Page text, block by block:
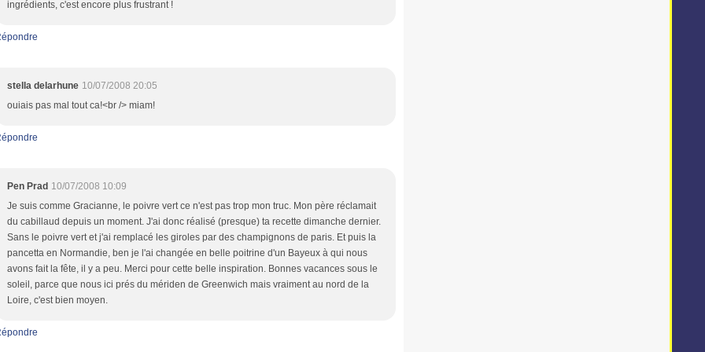
ingrédients, c'est encore plus frustrant !
stella delarhune 10/07/2008 20:05
ouiais pas mal tout ca!<br /> miam!
Pen Prad 10/07/2008 10:09
Je suis comme Gracianne, le poivre vert ce n'est pas trop mon truc. Mon père réclamait
du cabillaud depuis un moment. J'ai donc réalisé (presque) ta recette dimanche dernier.
Sans le poivre vert et j'ai remplacé les giroles par des champignons de paris. Et puis la
pancetta en Normandie, ben je l'ai changée en belle poitrine d'un Bayeux à qui nous
avons fait la fête, il y a peu. Merci pour cette belle inspiration. Bonnes vacances sous le
soleil, parce que nous ici prés du mériden de Greenwich mais vraiment au nord de la
Loire, c'est bien moyen.